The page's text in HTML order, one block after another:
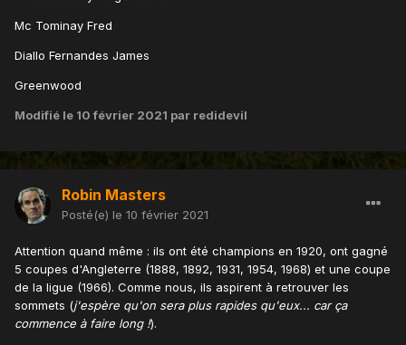
Mc Tominay Fred
Diallo Fernandes James
Greenwood
Modifié le 10 février 2021 par redidevil
Robin Masters
Posté(e) le 10 février 2021
Attention quand même : ils ont été champions en 1920, ont gagné
5 coupes d'Angleterre (1888, 1892, 1931, 1954, 1968) et une coupe
de la ligue (1966). Comme nous, ils aspirent à retrouver les
sommets (j'espère qu'on sera plus rapides qu'eux... car ça
commence à faire long !).